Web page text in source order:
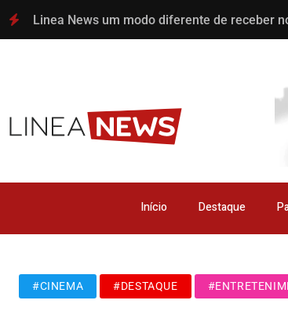
Linea News um modo diferente de receber
Início Destaque
#CINEMA #DESTAQUE